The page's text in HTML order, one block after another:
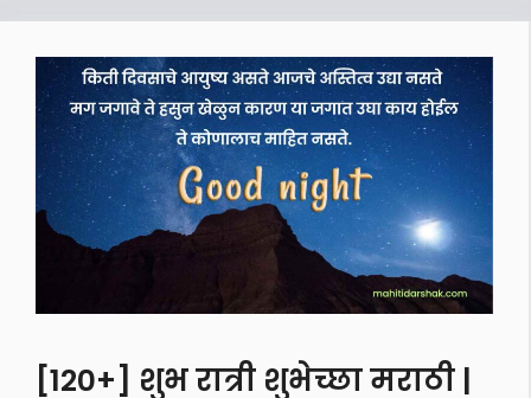
[120+] शुभ रात्री शुभेच्छा मराठी |